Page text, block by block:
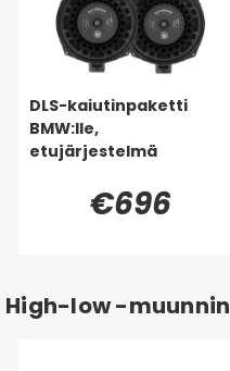
DLS-kaiutinpaketti
BMW:lle,
etujärjestelmä
€696
High-low -muunnin